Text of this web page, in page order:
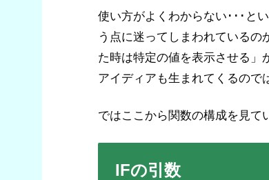
使い方がよくわからない･･･と
う点に迷ってしまわれているの
た時は特定の値を表示させる」
アイディアも生まれてくるので
ではここから関数の構成を見て
IFの引数